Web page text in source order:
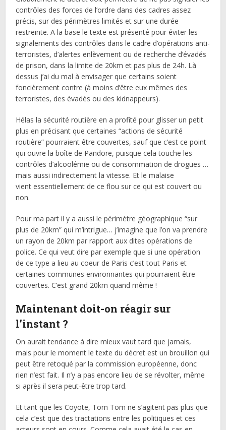
contrôles des forces de l’ordre dans des cadres assez
précis, sur des périmètres limités et sur une durée
restreinte. A la base le texte est présenté pour éviter les
signalements des contrôles dans le cadre d’opérations anti-
terroristes, d’alertes enlèvement ou de recherche d’évadés
de prison, dans la limite de 20km et pas plus de 24h. Là
dessus j’ai du mal à envisager que certains soient
foncièrement contre (à moins d’être eux mêmes des
terroristes, des évadés ou des kidnappeurs).
Hélas la sécurité routière en a profité pour glisser un petit
plus en précisant que certaines “actions de sécurité
routière” pourraient être couvertes, sauf que c’est ce point
qui ouvre la boîte de Pandore, puisque cela touche les
contrôles d’alcoolémie ou de consommation de drogues …
mais aussi indirectement la vitesse. Et le malaise
vient essentiellement de ce flou sur ce qui est couvert ou
non.
Pour ma part il y a aussi le périmètre géographique “sur
plus de 20km” qui m’intrigue… j’imagine que l’on va prendre
un rayon de 20km par rapport aux dites opérations de
police. Ce qui veut dire par exemple que si une opération
de ce type a lieu au coeur de Paris c’est tout Paris et
certaines communes environnantes qui pourraient être
couvertes. C’est grand 20km quand même !
Maintenant doit-on réagir sur
l’instant ?
On aurait tendance à dire mieux vaut tard que jamais,
mais pour le moment le texte du décret est un brouillon qui
peut être retoqué par la commission européenne, donc
rien n’est fait. Il n’y a pas encore lieu de se révolter, même
si après il sera peut-être trop tard.
Et tant que les Coyote, Tom Tom ne s’agitent pas plus que
cela c’est que des tractations entre les politiques et ces